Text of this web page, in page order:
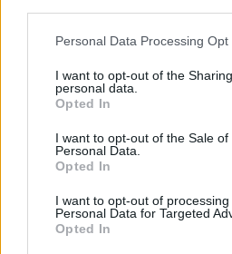
Please note that this website/app
not limited to your visit or usage
grant or deny consent to Google
use your data for below specified
consent section.
Personal Data Processing Opt
I want to opt-out of the
personal data.
Opted In
I want to opt-out of the Sale of
Personal Data.
Opted In
I want to opt-out of processing
Personal Data for Targeted
Opted In
Az Európai Bizottság és
tizenegy uniós tagállam
kezdeményezésének
a Modernizációs Alapból